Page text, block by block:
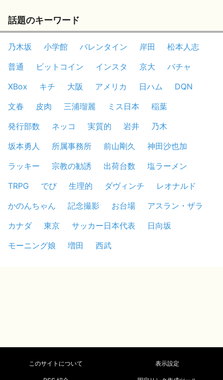
話題のキーワード
乃木坂 小学館 バレンタイン 岸田
松本人志
普通
ビットコイン インスタ 京大
バチャ
XBox
キチ 大阪 アメリカ 日ハム
DQN
文春
皮肉 三浦瑠麗 ミス日本
稲葉
発行部数
ネッコ 実質的 岩井
乃木
坂本勇人
所属事務所 前山剛久
神田沙也加
ラッキー
宗教の勧誘 出荷台数
塩ラーメン
TRPG
でび 生理的 ダヴィンチ
レオナルド
かのんちゃん
記念撮影 お台場
アスラン・ザラ
カナダ
東京 サッカー日本代表
日向坂
モーニング娘
増田 西武
このサイトについて 表示設定